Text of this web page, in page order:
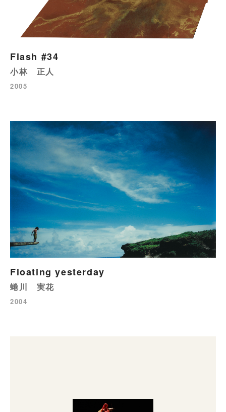
Flash #34
小林 正人
2005
Floating yesterday
蜷川 実花
2004